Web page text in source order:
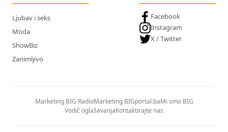
Ljubav i seks
Moda
ShowBiz
Zanimljivo
Facebook
Instagram
X / Twitter
Marketing BIG RadioMarketing BIGportal.baMi smo BIG
Vodič oglašavanjaKontaktirajte nas